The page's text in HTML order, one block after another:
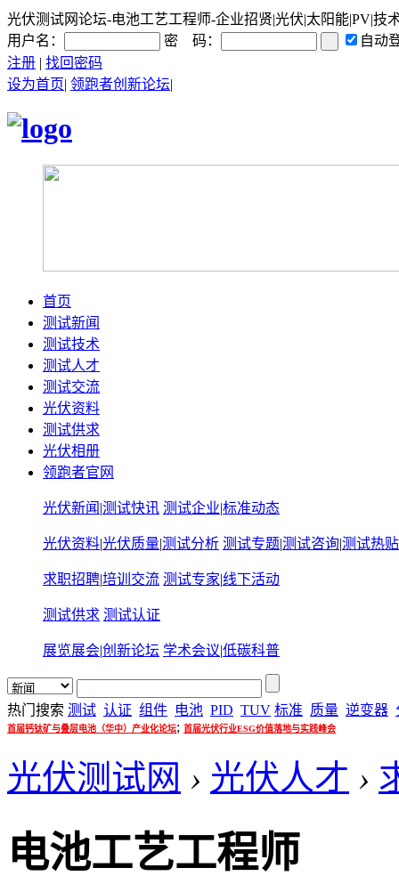
光伏测试网论坛-电池工艺工程师-企业招贤|光伏|太阳能|PV|技
用户名：
密 码：
自动
注册 | 找回密码
设为首页| 领跑者创新论坛|
首页
测试新闻
测试技术
测试人才
测试交流
光伏资料
测试供求
光伏相册
领跑者官网
光伏新闻 |测试快讯 测试企业|标准动态
光伏资料|光伏质量|测试分析 测试专题|测试咨询|测试热贴
求职招聘|培训交流 测试专家|线下活动
测试供求 测试认证
展览展会|创新论坛 学术会议|低碳科普
热门搜索 测试 认证 组件 电池 PID TUV 标准 质量 逆变器
首届钙钛矿与叠层电池（华中）产业化论坛; 首届光伏行业ESG价值落地与实践峰会
光伏测试网 › 光伏人才 ›
电池工艺工程师